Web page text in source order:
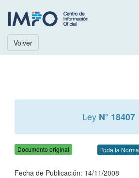
Volver
Ley N° 18407
Documento original Toda la Norma
Fecha de Publicación: 14/11/2008